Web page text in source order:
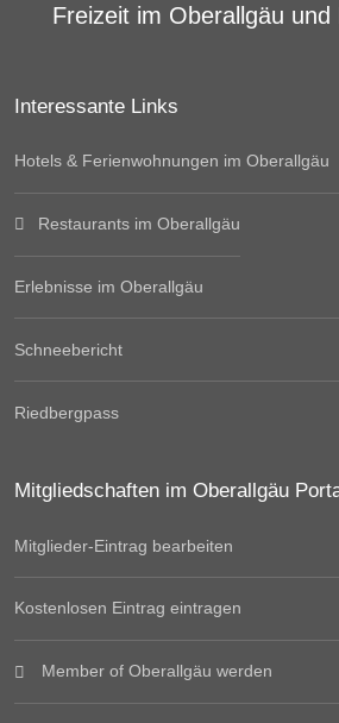
Freizeit im Oberallgäu und
Interessante Links
Hotels & Ferienwohnungen im Oberallgäu
Restaurants im Oberallgäu
Erlebnisse im Oberallgäu
Schneebericht
Riedbergpass
Mitgliedschaften im Oberallgäu
Mitglieder-Eintrag bearbeiten
Kostenlosen Eintrag eintragen
Member of Oberallgäu werden